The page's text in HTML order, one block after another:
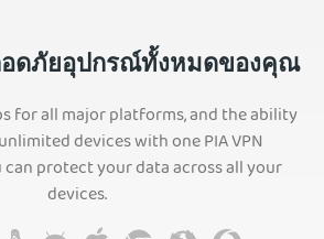
ดภัยอุปกรณ์ทั้งหมดของคุณ
for all major platforms, and the ability
devices with one PIA VPN
protect your data across all your
devices.